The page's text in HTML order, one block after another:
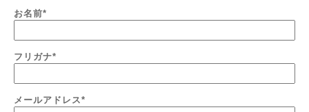
お名前*
フリガナ*
メールアドレス*